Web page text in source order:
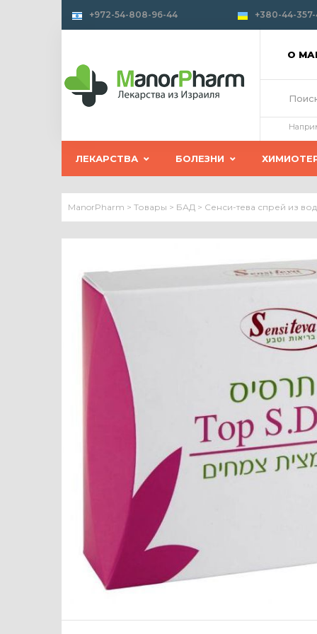
+972-54-808-96-44 +380-44-
О
ЛЕКАРСТВА БОЛЕЗНИ
ManorPharm > Товары > БАД > Сенси-тева спрей из